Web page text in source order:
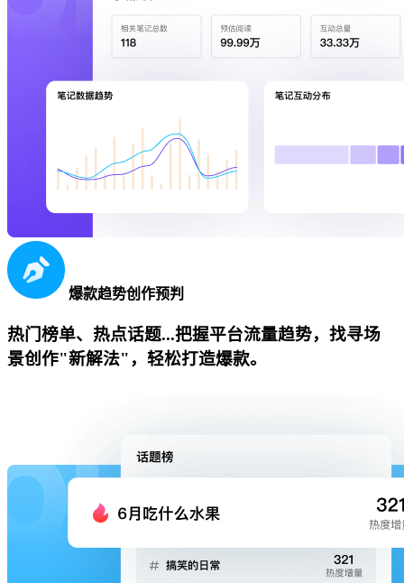
爆款趋势创作预判
热门榜单、热点话题...把握平台流量趋势，找寻场
景创作"新解法"，轻松打造爆款。